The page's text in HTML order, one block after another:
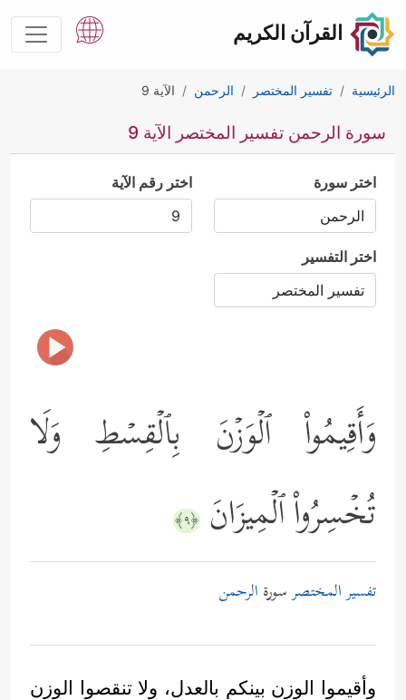
القرآن الكريم
الرئيسية تفسير المختصر الرحمن الآية 9
سورة الرحمن تفسير المختصر الآية 9
اختر سورة اختر رقم الآية
اختر التفسير
وَأَقِیمُواْ ٱلۡوَزۡنَ بِٱلۡقِسۡطِ وَلَا
تُخۡسِرُواْ ٱلۡمِیزَانَ ﴿٩﴾
تفسير المختصرسورة الرحمن
وأقيموا الوزن بينكم بالعدل، ولا تنقصوا الوزن